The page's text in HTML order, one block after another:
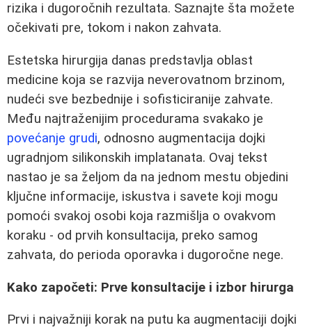
rizika i dugoročnih rezultata. Saznajte šta možete
očekivati pre, tokom i nakon zahvata.
Estetska hirurgija danas predstavlja oblast
medicine koja se razvija neverovatnom brzinom,
nudeći sve bezbednije i sofisticiranije zahvate.
Među najtraženijim procedurama svakako je
povećanje grudi, odnosno augmentacija dojki
ugradnjom silikonskih implatanata. Ovaj tekst
nastao je sa željom da na jednom mestu objedini
ključne informacije, iskustva i savete koji mogu
pomoći svakoj osobi koja razmišlja o ovakvom
koraku - od prvih konsultacija, preko samog
zahvata, do perioda oporavka i dugoročne nege.
Kako započeti: Prve konsultacije i izbor hirurga
Prvi i najvažniji korak na putu ka augmentaciji dojki